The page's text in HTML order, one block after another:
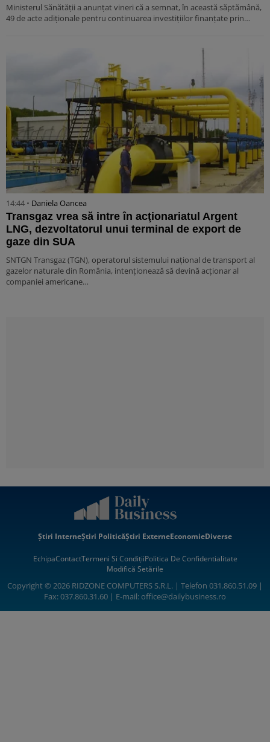
Ministerul Sănătăţii a anunţat vineri că a semnat, în această săptămână,
49 de acte adiţionale pentru continuarea investiţiilor finanţate prin…
14:44 • Daniela Oancea
Transgaz vrea să intre în acţionariatul Argent
LNG, dezvoltatorul unui terminal de export de
gaze din SUA
SNTGN Transgaz (TGN), operatorul sistemului naţional de transport al
gazelor naturale din România, intenţionează să devină acţionar al
companiei americane…
Știri InterneȘtiri PoliticăȘtiri ExterneEconomieDiverse
EchipaContactTermeni Si CondițiiPolitica De Confidentialitate
Modifică Setările
Copyright © 2026 RIDZONE COMPUTERS S.R.L. | Telefon 031.860.51.09 |
Fax: 037.860.31.60 | E-mail:office@dailybusiness.ro